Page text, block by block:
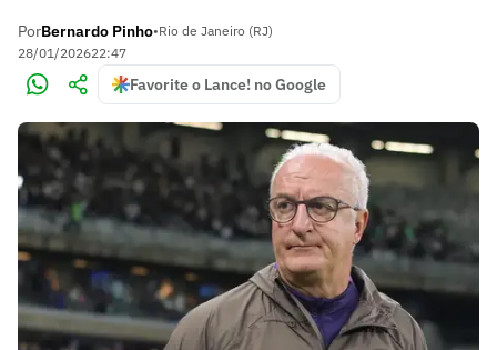
PorBernardo Pinho•Rio de Janeiro (RJ)
28/01/202622:47
Favorite o Lance! no Google